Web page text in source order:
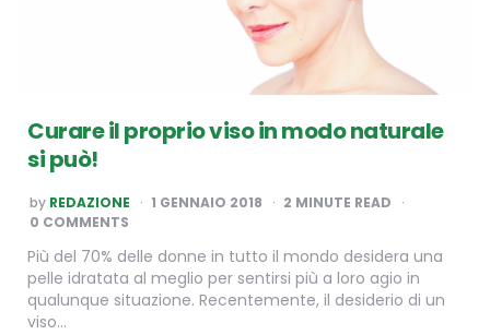
Curare il proprio viso in modo naturale
si può!
POSTED
BY
by REDAZIONE 1 GENNAIO 2018 2 MINUTE READ
0 COMMENTS
Più del 70% delle donne in tutto il mondo desidera una
pelle idratata al meglio per sentirsi più a loro agio in
qualunque situazione. Recentemente, il desiderio di un
viso…